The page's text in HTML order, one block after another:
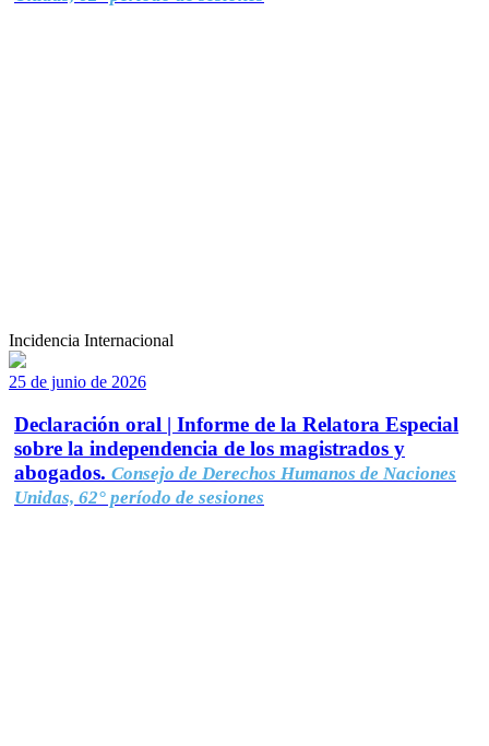
Incidencia Internacional
25 de junio de 2026
Declaración oral | Informe de la Relatora Especial
sobre la independencia de los magistrados y
abogados. Consejo de Derechos Humanos de Naciones
Unidas, 62° período de sesiones